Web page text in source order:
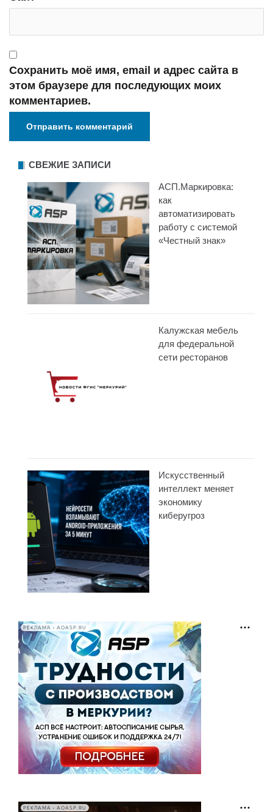
Сохранить моё имя, email и адрес сайта в
этом браузере для последующих моих
комментариев.
СВЕЖИЕ ЗАПИСИ
АСП.Маркировка:
как
автоматизировать
работу с системой
«Честный знак»
Калужская мебель
для федеральной
сети ресторанов
Искусственный
интеллект меняет
экономику
киберугроз
РЕКЛАМА • AOASP.RU
РЕКЛАМА • AOASP.RU